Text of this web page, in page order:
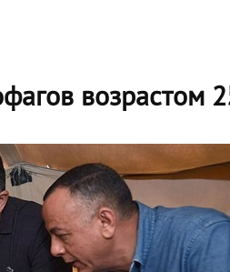
возрастом